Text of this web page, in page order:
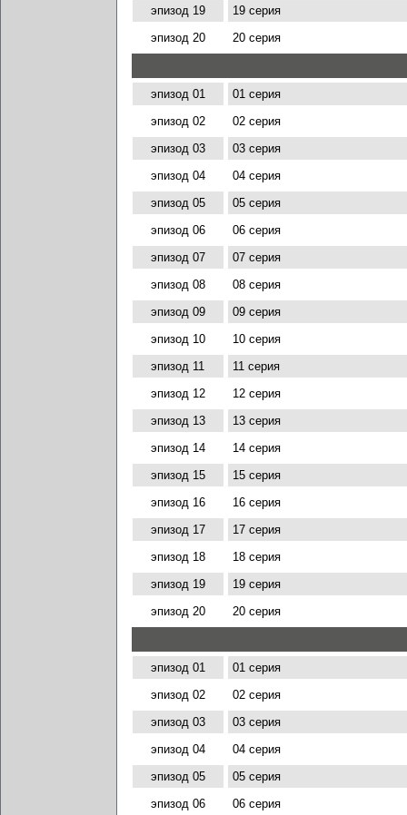
эпизод 19
19 серия
эпизод 20
20 серия
эпизод 01
01 серия
эпизод 02
02 серия
эпизод 03
03 серия
эпизод 04
04 серия
эпизод 05
05 серия
эпизод 06
06 серия
эпизод 07
07 серия
эпизод 08
08 серия
эпизод 09
09 серия
эпизод 10
10 серия
эпизод 11
11 серия
эпизод 12
12 серия
эпизод 13
13 серия
эпизод 14
14 серия
эпизод 15
15 серия
эпизод 16
16 серия
эпизод 17
17 серия
эпизод 18
18 серия
эпизод 19
19 серия
эпизод 20
20 серия
эпизод 01
01 серия
эпизод 02
02 серия
эпизод 03
03 серия
эпизод 04
04 серия
эпизод 05
05 серия
эпизод 06
06 серия